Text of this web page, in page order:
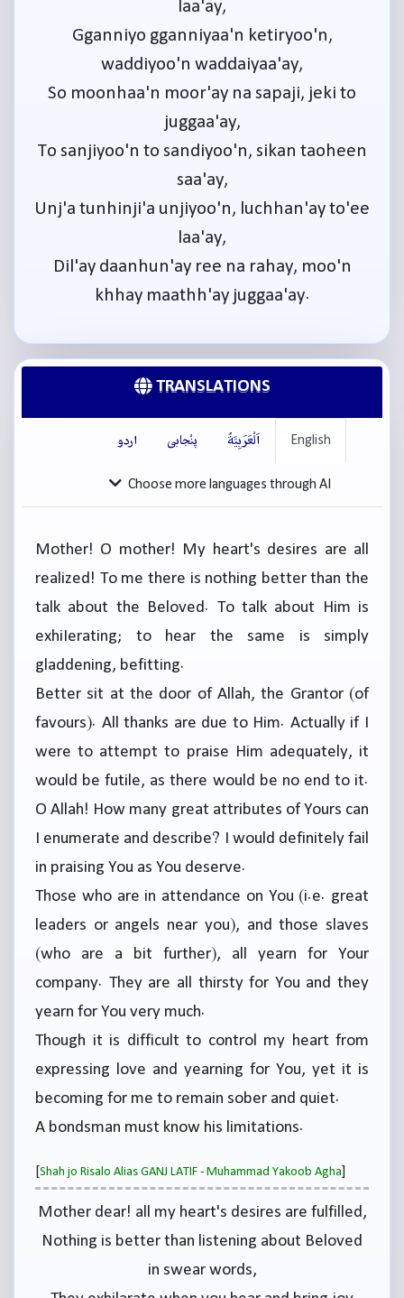
laa'ay,
Gganniyo gganniyaa'n ketiryoo'n,
waddiyoo'n waddaiyaa'ay,
So moonhaa'n moor'ay na sapaji, jeki to
juggaa'ay,
To sanjiyoo'n to sandiyoo'n, sikan taoheen
saa'ay,
Unj'a tunhinji'a unjiyoo'n, luchhan'ay to'ee
laa'ay,
Dil'ay daanhun'ay ree na rahay, moo'n
khhay maathh'ay juggaa'ay.
TRANSLATIONS
English اَلْعَرَبِيَّةُ پنْجابی اردو
Choose more languages through AI
Mother! O mother! My heart's desires are all
realized! To me there is nothing better than the
talk about the Beloved. To talk about Him is
exhiIerating; to hear the same is simply
gladdening, befitting.
Better sit at the door of Allah, the Grantor (of
favours). All thanks are due to Him. Actually if I
were to attempt to praise Him adequately, it
would be futile, as there would be no end to it.
O Allah! How many great attributes of Yours can
I enumerate and describe? I would definitely fail
in praising You as You deserve.
Those who are in attendance on You (i.e. great
leaders or angels near you), and those slaves
(who are a bit further), all yearn for Your
company. They are all thirsty for You and they
yearn for You very much.
Though it is difficult to control my heart from
expressing love and yearning for You, yet it is
becoming for me to remain sober and quiet.
A bondsman must know his limitations.
[Shah jo Risalo Alias GANJ LATIF - Muhammad Yakoob Agha
Mother dear! all my heart's desires are fulfilled,
Nothing is better than listening about Beloved
in swear words,